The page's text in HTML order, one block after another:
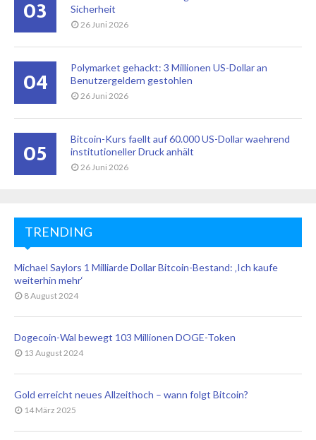
03
Sicherheit
26 Juni 2026
04
Polymarket gehackt: 3 Millionen US-Dollar an
Benutzergeldern gestohlen
26 Juni 2026
05
Bitcoin-Kurs faellt auf 60.000 US-Dollar waehrend
institutioneller Druck anhält
26 Juni 2026
TRENDING
Michael Saylors 1 Milliarde Dollar Bitcoin-Bestand: ‚Ich kaufe
weiterhin mehr‘
8 August 2024
Dogecoin-Wal bewegt 103 Millionen DOGE-Token
13 August 2024
Gold erreicht neues Allzeithoch – wann folgt Bitcoin?
14 März 2025